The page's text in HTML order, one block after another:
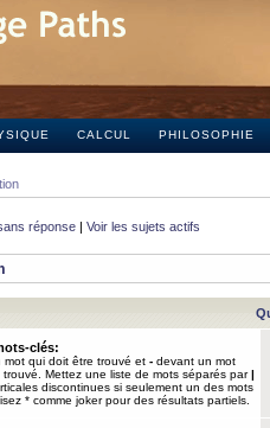
CALCUL PHILOSOPHIE
réponse | Voir les sujets actifs
clés:
mot qui doit être trouvé et - devant un mot
Mettez une liste de mots séparés par|
discontinues si seulement un des mots
* comme joker pour des résultats partiels.